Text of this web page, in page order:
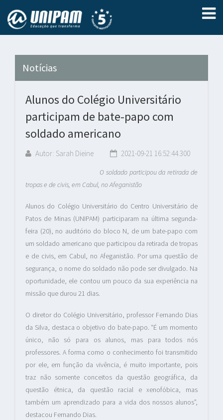
Notícias
Alunos do Colégio Universitário
participam de bate-papo com
soldado americano
Autor: Sarah Dieine 2021-09-21 16:52:44.300
O soldado participou da retirada de
tropas e de civis, em Cabul, no Afeganistão
Alunos do Colégio Universitário do Centro Universitário de
Patos de Minas (UNIPAM) participaram na última segunda-
feira (20), no auditório do bloco N, de um bate-papo com
um soldado americano que participou da retirada de tropas
e de civis, em Cabul, no Afeganistão. Por uma questão de
segurança, o nome do soldado não pode ser divulgado. Na
oportunidade, ele contou um pouco da sua experiência na
missão que durou 21 dias.
O diretor do Colégio Universitário, professor Fernando Dias
da Silva, destaca o objetivo do bate-papo. “É um momento
único, não só para os alunos, mas para todos nós
professores. A forma como o conhecimento foi transmitido
por ele, em função da vivência, é muito importante, pois
traz não somente conceitos da questão geográfica, da
questão étnica, da questão racial e xenofóbica, mas
também um aprendizado para a vida dos nossos alunos”,
destacou Fernando Dias.